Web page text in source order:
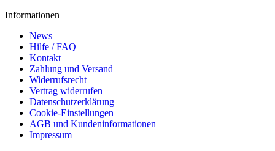
Informationen
News
Hilfe / FAQ
Kontakt
Zahlung und Versand
Widerrufsrecht
Vertrag widerrufen
Datenschutzerklärung
Cookie-Einstellungen
AGB und Kundeninformationen
Impressum